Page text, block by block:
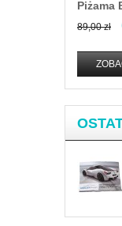
Piżama
89,00 zł